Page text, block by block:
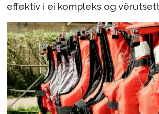
effektiv i ei kompleks og